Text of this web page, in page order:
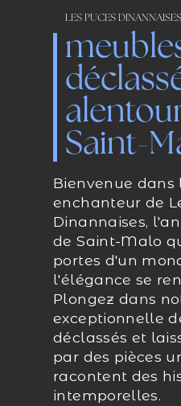
LES PUCES DINANNAISES
Saint-
Bienvenue dans
enchanteur de
Dinannaises,
de Saint-Malo
portes d'un
l'élégance se
Plongez dans
exceptionnelle
déclassés et
par des pièces
racontent des
intemporelles.